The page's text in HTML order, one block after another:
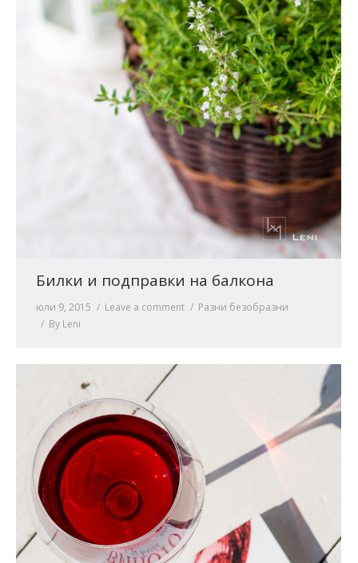
Билки и подправки на балкона
юли 9, 2015 Leave a comment
Разни безобразни
By Leni